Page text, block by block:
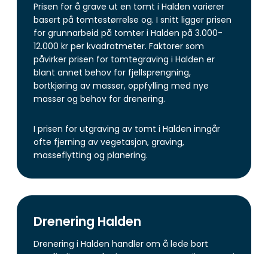
Prisen for å grave ut en tomt i Halden varierer
basert på tomtestørrelse og. I snitt ligger prisen
for grunnarbeid på tomter i Halden på 3.000-
12.000 kr per kvadratmeter. Faktorer som
påvirker prisen for tomtegraving i Halden er
blant annet behov for fjellsprengning,
bortkjøring av masser, oppfylling med nye
masser og behov for drenering.
I prisen for utgraving av tomt i Halden inngår
ofte fjerning av vegetasjon, graving,
masseflytting og planering.
Drenering Halden
Drenering i Halden handler om å lede bort